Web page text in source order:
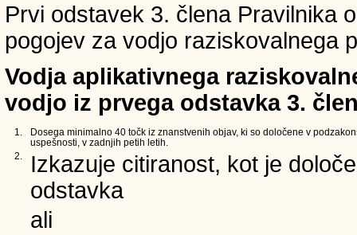
Prvi odstavek 3. člena Pravilnika
pogojev za vodjo raziskovalnega
Vodja aplikativnega
vodjo iz prvega odstavka 3.
1.
Dosega minimalno 40 točk iz znanstvenih objav, ki so določene v
uspešnosti, v zadnjih petih letih.
2.
Izkazuje citiranost, kot je
odstavka
ali